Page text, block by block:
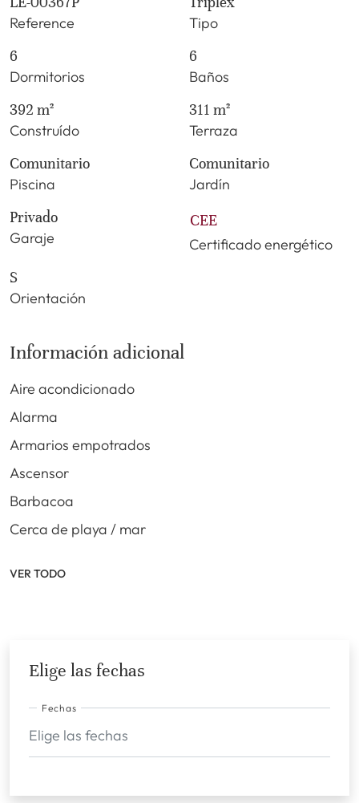
Reference
Tipo
6
Dormitorios
6
Baños
392 m²
Construído
311 m²
Terraza
Comunitario
Piscina
Comunitario
Jardín
Privado
Garaje
CEE
Certificado energético
S
Orientación
Información adicional
Aire acondicionado
Alarma
Armarios empotrados
Ascensor
Barbacoa
Cerca de playa / mar
VER TODO
Elige las fechas
Fechas